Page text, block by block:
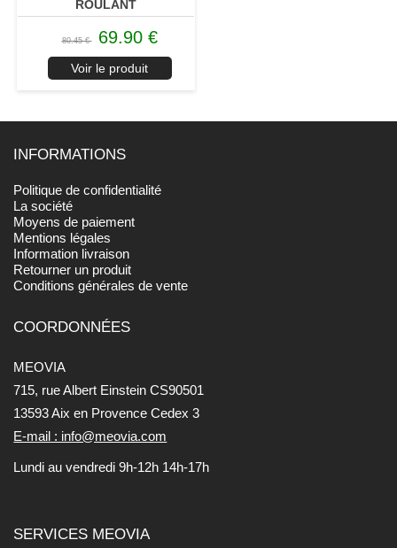
ROULANT
80.45 € 69.90 €
Voir le produit
INFORMATIONS
Politique de confidentialité
La société
Moyens de paiement
Mentions légales
Information livraison
Retourner un produit
Conditions générales de vente
COORDONNÉES
MEOVIA
715, rue Albert Einstein CS90501
13593 Aix en Provence Cedex 3
E-mail : info@meovia.com
Lundi au vendredi 9h-12h 14h-17h
SERVICES MEOVIA